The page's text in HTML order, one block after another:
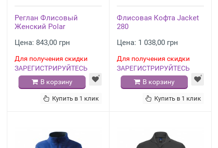
Реглан Флисовый
Женский Polar
Цена: 843,00 грн
Для получения скидки
ЗАРЕГИСТРИРУЙТЕСЬ
В корзину
Купить в 1 клик
Флисовая Кофта Jacket
280
Цена: 1 038,00 грн
Для получения скидки
ЗАРЕГИСТРИРУЙТЕСЬ
В корзину
Купить в 1 клик